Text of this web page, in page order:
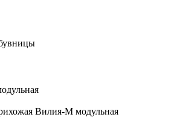
Вилия-М модульная